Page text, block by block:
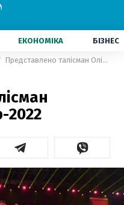
ЕКОНОМІКА БІЗНЕС
Представлено талісман Олімпійських ігор-2022
2022